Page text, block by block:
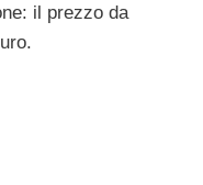
il prezzo da